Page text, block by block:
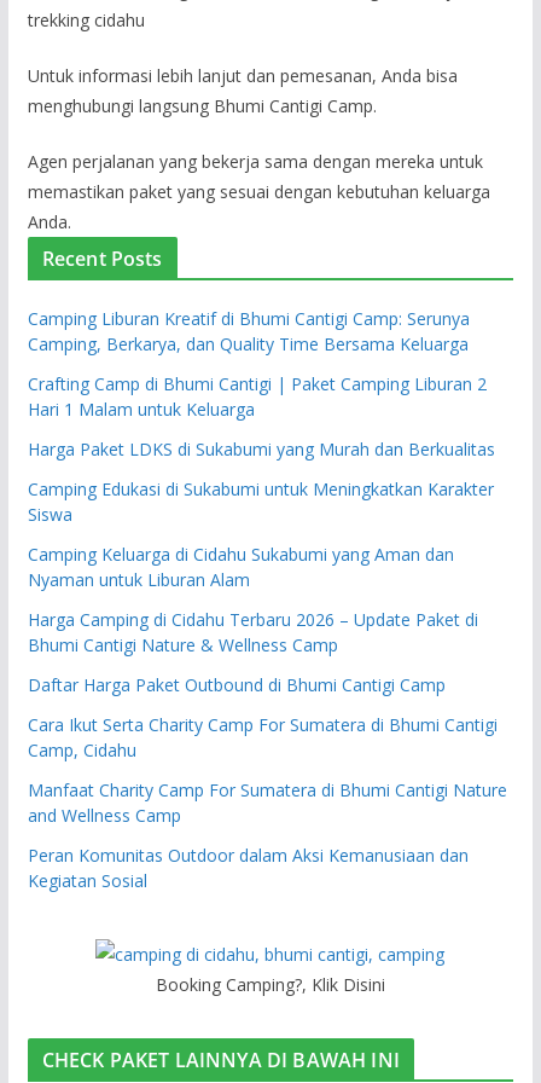
Untuk informasi lebih lanjut dan pemesanan, Anda bisa
menghubungi langsung Bhumi Cantigi Camp.
Agen perjalanan yang bekerja sama dengan mereka untuk
memastikan paket yang sesuai dengan kebutuhan keluarga
Anda.
Recent Posts
Camping Liburan Kreatif di Bhumi Cantigi Camp: Serunya
Camping, Berkarya, dan Quality Time Bersama Keluarga
Crafting Camp di Bhumi Cantigi | Paket Camping Liburan 2
Hari 1 Malam untuk Keluarga
Harga Paket LDKS di Sukabumi yang Murah dan Berkualitas
Camping Edukasi di Sukabumi untuk Meningkatkan Karakter
Siswa
Camping Keluarga di Cidahu Sukabumi yang Aman dan
Nyaman untuk Liburan Alam
Harga Camping di Cidahu Terbaru 2026 – Update Paket di
Bhumi Cantigi Nature & Wellness Camp
Daftar Harga Paket Outbound di Bhumi Cantigi Camp
Cara Ikut Serta Charity Camp For Sumatera di Bhumi Cantigi
Camp, Cidahu
Manfaat Charity Camp For Sumatera di Bhumi Cantigi Nature
and Wellness Camp
Peran Komunitas Outdoor dalam Aksi Kemanusiaan dan
Kegiatan Sosial
Booking Camping?, Klik Disini
CHECK PAKET LAINNYA DI BAWAH INI